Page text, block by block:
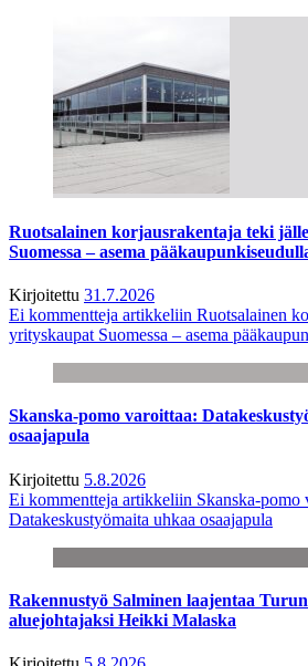
Ruotsalainen korjausrakentaja teki
Suomessa – asema
Kirjoitettu 31.7.2026
Ei kommentteja artikkeliin Ruotsalainen
yrityskaupat Suomessa – asema
Skanska-pomo varoittaa:
osaajapula
Kirjoitettu 5.8.2026
Ei kommentteja artikkeliin Skanska-pomo
Datakeskustyömaita uhkaa osaajapula
Rakennustyö Salminen laajentaa
aluejohtajaksi Heikki Malaska